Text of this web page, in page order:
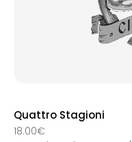
Quattro Stagioni
18.00€